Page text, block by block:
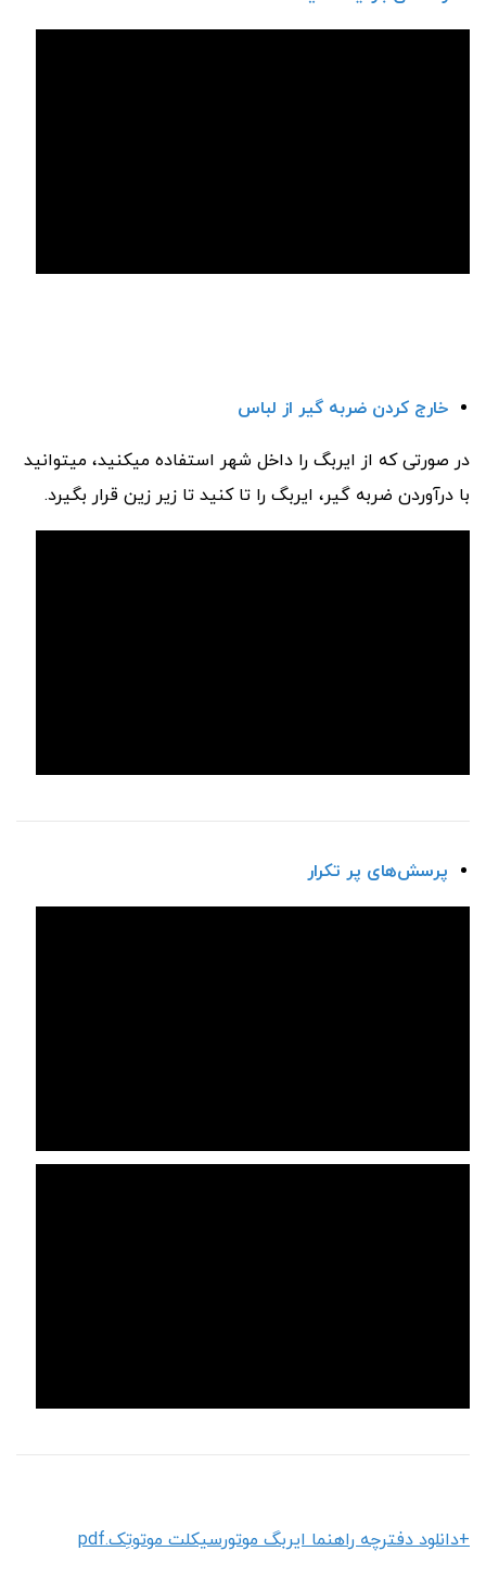
خارج کردن ضربه گیر از لباس
در صورتی که از ایربگ را داخل شهر استفاده میکنید، میتوانید
با درآوردن ضربه گیر، ایربگ را تا کنید تا زیر زین قرار بگیرد.
پرسش‌های پر تکرار
+دانلود دفترچه راهنما ایربگ موتورسیکلت موتوتِک.pdf